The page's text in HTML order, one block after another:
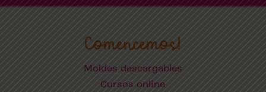
Comencemos!
Moldes descargables
Cursos online